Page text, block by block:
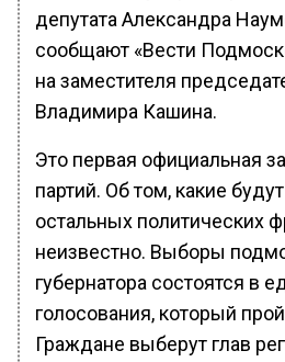
депутата Александра
сообщают «Вести
на заместителя
Владимира Кашина.
Это первая официальная
партий. Об том, какие
остальных политических
неизвестно. Выборы
губернатора состоятся в
голосования, который
Граждане выберут глав